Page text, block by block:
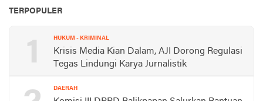
TERPOPULER
1 HUKUM - KRIMINAL
Krisis Media Kian Dalam, AJI Dorong Regulasi
Tegas Lindungi Karya Jurnalistik
DAERAH